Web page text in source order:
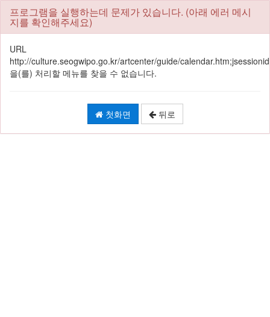
프로그램을 실행하는데 문제가 있습니다. (아래 에러 메시
지를 확인해주세요)
URL
http://culture.seogwipo.go.kr/artcenter/guide/
을(를) 처리할 메뉴를 찾을 수 없습니다.
첫화면 뒤로